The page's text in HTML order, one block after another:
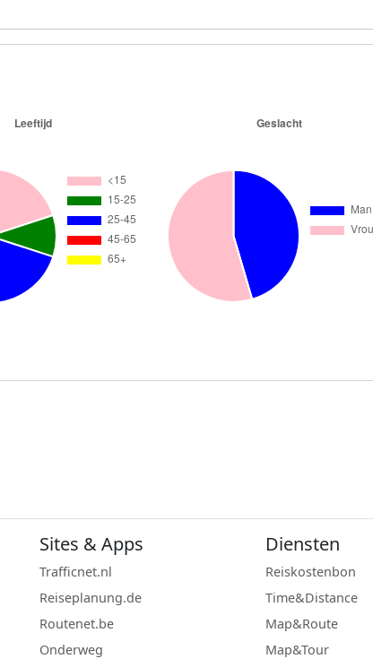
Sites & Apps
Trafficnet.nl
Reiseplanung.de
Routenet.be
Onderweg
Diensten
Reiskostenbon
Time&Distance
Map&Route
Map&Tour